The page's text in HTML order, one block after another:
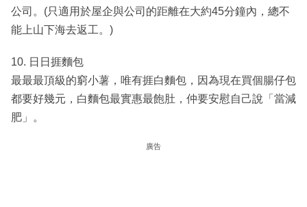
公司。(只適用於屋企與公司的距離在大約45分鐘內，總不
能上山下海去返工。)
10. 日日捱麵包
最最最頂級的窮小薯，唯有捱白麵包，因為現在買個腸仔包
都要好幾元，白麵包最實惠最飽肚，仲要安慰自己說「當減
肥」。
廣告